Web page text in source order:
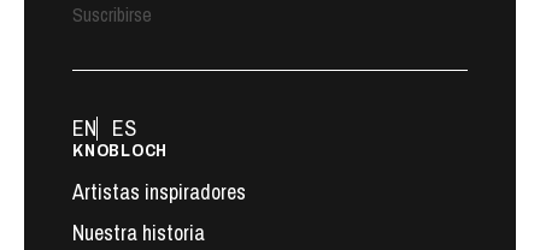
Suscribirse
KNOBLOCH
Artistas inspiradores
Nuestra historia
EN ES